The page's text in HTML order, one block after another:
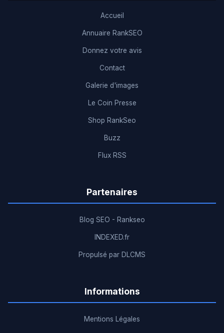
Accueil
Annuaire RankSEO
Donnez votre avis
Contact
Galerie d'images
Le Coin Presse
Shop RankSeo
Buzz
Flux RSS
Partenaires
Blog SEO - Rankseo
INDEXED.fr
Propulsé par DLCMS
Informations
Mentions Légales